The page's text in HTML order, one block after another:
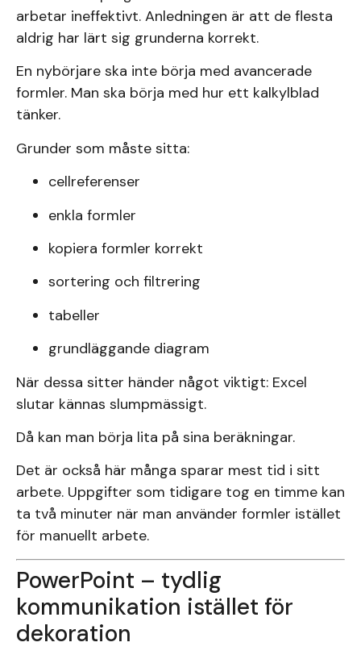
arbetar ineffektivt. Anledningen är att de flesta
aldrig har lärt sig grunderna korrekt.
En nybörjare ska inte börja med avancerade
formler. Man ska börja med hur ett kalkylblad
tänker.
Grunder som måste sitta:
cellreferenser
enkla formler
kopiera formler korrekt
sortering och filtrering
tabeller
grundläggande diagram
När dessa sitter händer något viktigt: Excel
slutar kännas slumpmässigt.
Då kan man börja lita på sina beräkningar.
Det är också här många sparar mest tid i sitt
arbete. Uppgifter som tidigare tog en timme kan
ta två minuter när man använder formler istället
för manuellt arbete.
PowerPoint – tydlig
kommunikation istället för
dekoration